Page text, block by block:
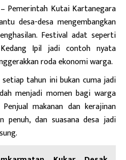
– Pemerintah Kutai Kartanegara
desa-desa mengembangkan
Festival adat seperti
Ipil jadi contoh nyata
roda ekonomi warga.
tahun ini bukan cuma jadi
menjadi momen bagi warga
makanan dan kerajinan
penuh, dan suasana desa jadi